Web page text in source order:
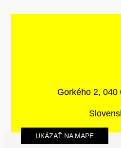
Gorkého 2, 040
UKÁZAŤ NA MAPE